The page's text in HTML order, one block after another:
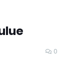
0